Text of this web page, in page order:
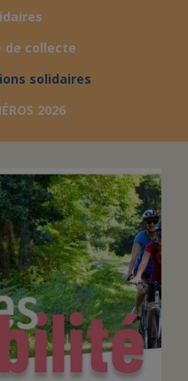
DON
DEVENIR
UN PETIT PRINCE
de collecte
solidaires
2026